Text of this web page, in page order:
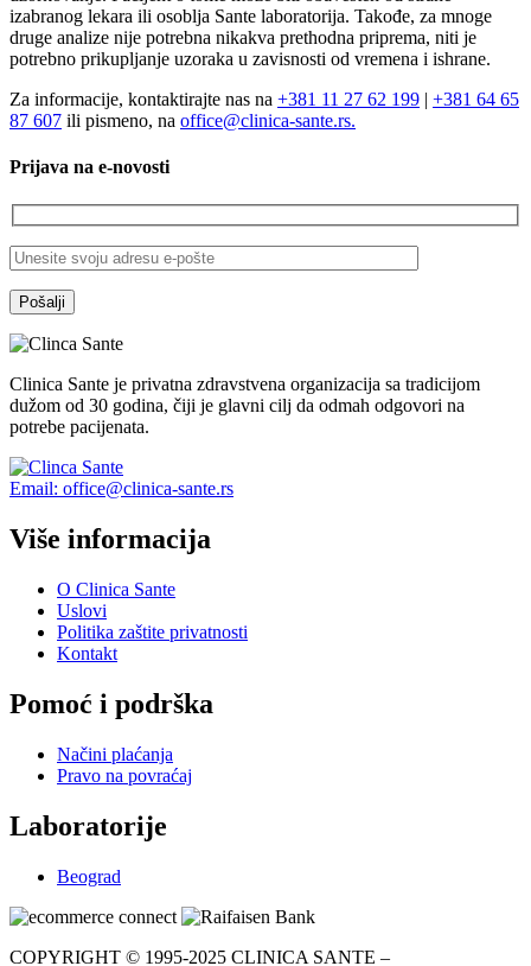
izabranog lekara ili osoblja Sante laboratorija. Takođe, za mnoge
druge analize nije potrebna nikakva prethodna priprema, niti je
potrebno prikupljanje uzoraka u zavisnosti od vremena i ishrane.
Za informacije, kontaktirajte nas na +381 11 27 62 199 | +381 64 65
87 607 ili pismeno, na office@clinica-sante.rs.
Prijava na e-novosti
Clinica Sante je privatna zdravstvena organizacija sa tradicijom
dužom od 30 godina, čiji je glavni cilj da odmah odgovori na
potrebe pacijenata.
Email: office@clinica-sante.rs
Više informacija
O Clinica Sante
Uslovi
Politika zaštite privatnosti
Kontakt
Pomoć i podrška
Načini plaćanja
Pravo na povraćaj
Laboratorije
Beograd
COPYRIGHT © 1995-2025 CLINICA SANTE –